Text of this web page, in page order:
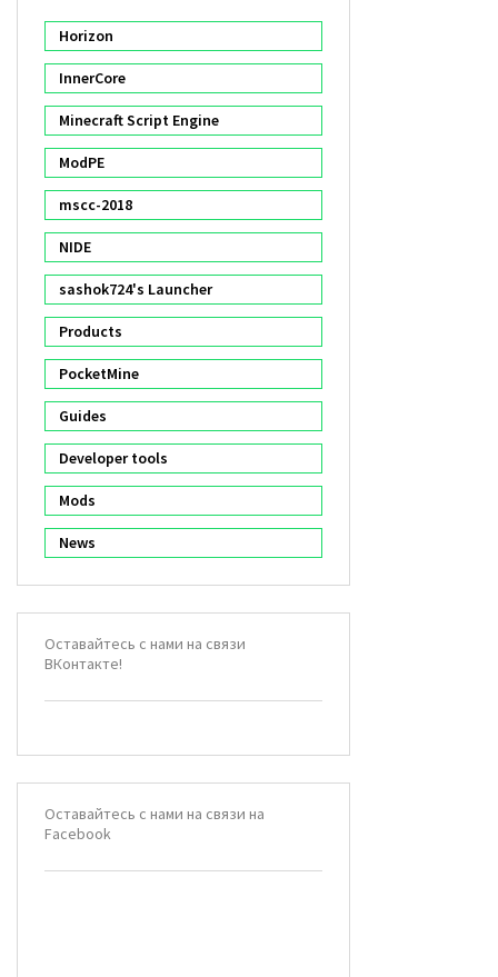
Horizon
InnerCore
Minecraft Script Engine
ModPE
mscc-2018
NIDE
sashok724's Launcher
Products
PocketMine
Guides
Developer tools
Mods
News
Оставайтесь с нами на связи
ВКонтакте!
Оставайтесь с нами на связи на
Facebook